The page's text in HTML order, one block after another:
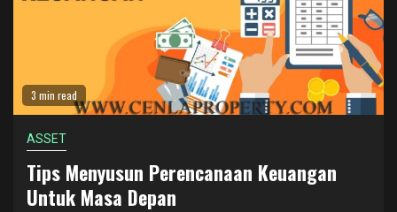
3 min read
ASSET
Tips Menyusun Perencanaan Keuangan
Untuk Masa Depan